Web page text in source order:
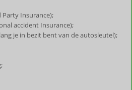
Party Insurance);
accident Insurance);
je in bezit bent van de autosleutel);